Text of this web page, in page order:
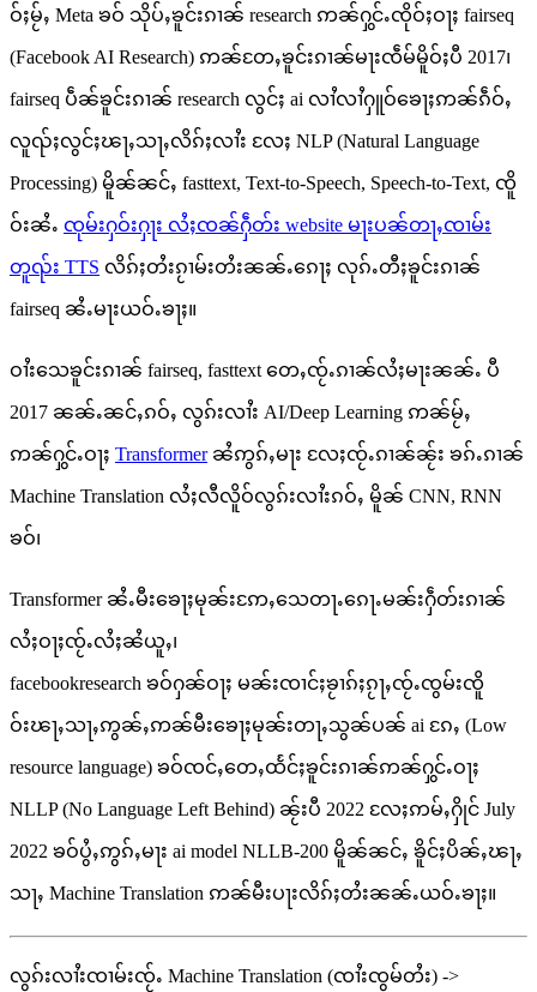
ဝ်ႈမႂ်ႇ Meta ၶဝ် သိုပ်ႇၶူင်းၵၢၼ် research ဢၼ်ႁွင်ႉၸိုဝ်ႈဝႃႈ fairseq
(Facebook AI Research) ဢၼ်တႄႇၶူင်းၵၢၼ်မႃးၸဵမ်မိူဝ်ႈပီ 2017၊
fairseq ပဵၼ်ၶူင်းၵၢၼ် research လွင်ႈ ai လၢႆလၢႆႁူဝ်ၶေႃႈဢၼ်ၵဵဝ်ႇ
လူၺ်ႈလွင်ႈၽႃႇသႃႇလိၵ်ႈလၢႆး လႄႈ NLP (Natural Language
Processing) မိူၼ်ၼင်ႇ fasttext, Text-to-Speech, Speech-to-Text, ၸိူ
ဝ်းၼႆႉ ၸုမ်းႁဝ်းႁႃး လႆႈၸၼ်ႁဵတ်း website မႃးပၼ်တႃႇၸၢမ်း
တူၺ်း TTS လိၵ်ႈတႆးၵႂၢမ်းတႆးၼၼ်ႉၵေႃႈ လုၵ်ႉတီႈၶူင်းၵၢၼ်
fairseq ၼႆႉမႃးယဝ်ႉၶႃႈ။
ဝၢႆးသေၶူင်းၵၢၼ် fairseq, fasttext တေႇၸႂ်ႉၵၢၼ်လႆႈမႃးၼၼ်ႉ ပီ
2017 ၼၼ်ႉၼင်ႇၵဝ်ႇ လွၵ်းလၢႆး AI/Deep Learning ဢၼ်မႂ်ႇ
ဢၼ်ႁွင်ႉဝႃႈ Transformerၼႆဢွၵ်ႇမႃး လႄႈၸႂ်ႉၵၢၼ်ၼႂ်း ၶၵ်ႉၵၢၼ်
Machine Translation လႆႈလီလိူဝ်လွၵ်းလၢႆးၵဝ်ႇ မိူၼ် CNN, RNN
ၶဝ်၊
Transformer ၼႆႉမီးၶေႃႈမုၼ်းဢႄႇသေတႃႉၵေႃႉမၼ်းႁဵတ်းၵၢၼ်
လႆႈဝႃႈၸႂ်ႉလႆႈၼႆယူႇ၊
facebookresearch ၶဝ်ႁၼ်ဝႃႈ မၼ်းၸၢင်ႈၶႂၢၵ်ႈၵႂႃႇၸႂ်ႉၸွမ်းၸိူ
ဝ်းၽႃႇသႃႇဢွၼ်ႇဢၼ်မီးၶေႃႈမုၼ်းတႃႇသွၼ်ပၼ် ai ၵႄႇ (Low
resource language) ၶဝ်ၸင်ႇတေႇထႅင်ႈၶူင်းၵၢၼ်ဢၼ်ႁွင်ႉဝႃႈ
NLLP (No Language Left Behind) ၼႂ်းပီ 2022 လႄႈဢမ်ႇႁိုင် July
2022 ၶဝ်ပွႆႇဢွၵ်ႇမႃး ai model NLLB-200 မိူၼ်ၼင်ႇ ၶိူင်ႈပိၼ်ႇၽႃႇ
သႃႇ Machine Translation ဢၼ်မီးပႃးလိၵ်ႈတႆးၼၼ်ႉယဝ်ႉၶႃႈ။
လွၵ်းလၢႆးၸၢမ်းၸႂ်ႉ Machine Translation (ၸၢႆးၸွမ်တႆး) ->